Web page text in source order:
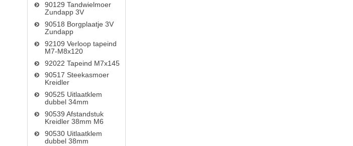
90129 Tandwielmoer
Zundapp 3V
90518 Borgplaatje 3V
Zundapp
92109 Verloop tapeind
M7-M8x120
92022 Tapeind M7x145
90517 Steekasmoer
Kreidler
90525 Uitlaatklem
dubbel 34mm
90539 Afstandstuk
Kreidler 38mm M6
90530 Uitlaatklem
dubbel 38mm